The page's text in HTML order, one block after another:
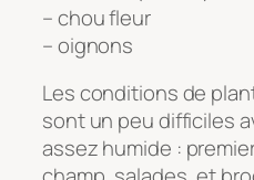
– chou fleur
– oignons
Les conditions de
sont un peu difficiles
assez humide :